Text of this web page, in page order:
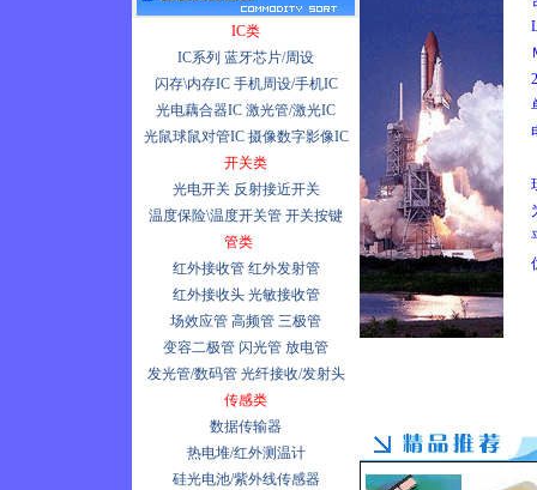
紫光激光笔
亿成电子供应耳温计/耳温枪/体
温计/体温枪/传感器
亿成电子供应一次性血氧探头
PIN-DSIn-TEC 400nm-1800nm
欧司朗/OSRAM光电半导体系
热电堆系列TPS535/TPS434
75W激光二极 SPL PL90_XX
压力传感器/MPXM2102A
Price
气体传感器
蓝牙系列MT0750/MT0760/
BC215/CX72303
ADSST-MEL322
SPCA538A/SPCA536A现货
OV5610/OV3610 OV2610 300
万像素现货特价
IC类
IC系列 蓝牙芯片/周设
闪存\内存IC 手机周设/手机IC
光电藕合器IC 激光管/激光IC
光鼠球鼠对管IC 摄像数字影像IC
开关类
光电开关 反射接近开关
温度保险\温度开关管 开关按键
管类
红外接收管 红外发射管
红外接收头 光敏接收管
场效应管 高频管 三极管
变容二极管 闪光管 放电管
发光管/数码管 光纤接收/发射头
传感类
数据传输器
热电堆/红外测温计
硅光电池/紫外线传感器